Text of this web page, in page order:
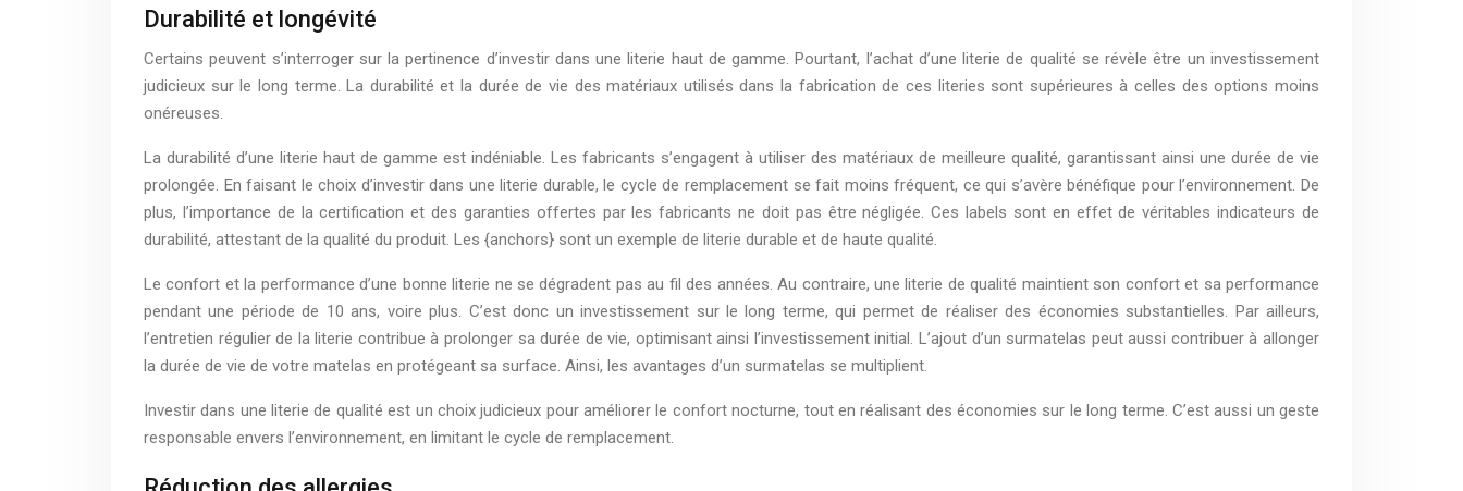
Durabilité et longévité
Certains peuvent s’interroger sur la pertinence d’investir dans une literie haut de gamme. Pourtant, l’achat d’une literie de qualité se révèle être un investissement
judicieux sur le long terme. La durabilité et la durée de vie des matériaux utilisés dans la fabrication de ces literies sont supérieures à celles des options moins
onéreuses.
La durabilité d’une literie haut de gamme est indéniable. Les fabricants s’engagent à utiliser des matériaux de meilleure qualité, garantissant ainsi une durée de vie
prolongée. En faisant le choix d’investir dans une literie durable, le cycle de remplacement se fait moins fréquent, ce qui s’avère bénéfique pour l’environnement. De
plus, l’importance de la certification et des garanties offertes par les fabricants ne doit pas être négligée. Ces labels sont en effet de véritables indicateurs de
durabilité, attestant de la qualité du produit. Les {anchors} sont un exemple de literie durable et de haute qualité.
Le confort et la performance d’une bonne literie ne se dégradent pas au fil des années. Au contraire, une literie de qualité maintient son confort et sa performance
pendant une période de 10 ans, voire plus. C’est donc un investissement sur le long terme, qui permet de réaliser des économies substantielles. Par ailleurs,
l’entretien régulier de la literie contribue à prolonger sa durée de vie, optimisant ainsi l’investissement initial. L’ajout d’un surmatelas peut aussi contribuer à allonger
la durée de vie de votre matelas en protégeant sa surface. Ainsi, les avantages d’un surmatelas se multiplient.
Investir dans une literie de qualité est un choix judicieux pour améliorer le confort nocturne, tout en réalisant des économies sur le long terme. C’est aussi un geste
responsable envers l’environnement, en limitant le cycle de remplacement.